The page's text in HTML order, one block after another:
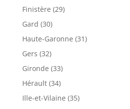
Finistère (29)
Gard (30)
Haute-Garonne (31)
Gers (32)
Gironde (33)
Hérault (34)
Ille-et-Vilaine (35)